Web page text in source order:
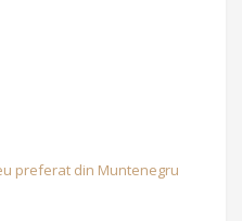
preferat din Muntenegru